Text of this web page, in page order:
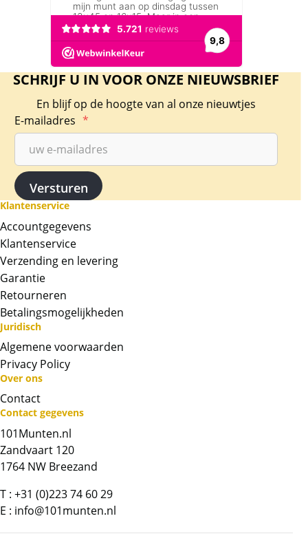
Neem contact op met op!
Chat met ons
Whatsapp ons!
SCHRIJF U IN VOOR ONZE NIEUWSBRIEF
En blijf op de hoogte van al onze nieuwtjes
E-mailadres *
Klantenservice
Accountgegevens
Klantenservice
Verzending en levering
Garantie
Retourneren
Betalingsmogelijkheden
Juridisch
Algemene voorwaarden
Privacy Policy
Over ons
Contact
Contact gegevens
101Munten.nl
Zandvaart 120
1764 NW Breezand
T : +31 (0)223 74 60 29
E : info@101munten.nl